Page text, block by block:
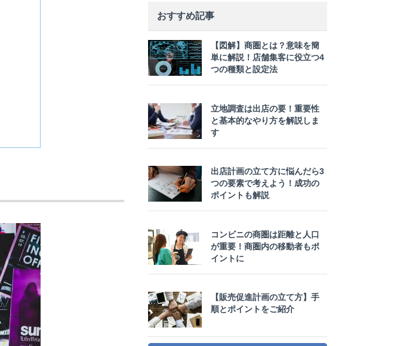
おすすめ記事
【図解】商圏とは？意味を簡
単に解説！店舗集客に役立つ4
つの種類と設定法
立地調査は出店の要！重要性
と基本的なやり方を解説しま
す
出店計画の立て方に悩んだら3
つの要素で考えよう！成功の
ポイントも解説
コンビニの商圏は距離と人口
が重要！商圏内の移動者もポ
イントに
【販売促進計画の立て方】手
順とポイントをご紹介